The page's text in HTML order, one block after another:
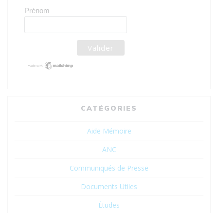
Prénom
CATÉGORIES
Aide Mémoire
ANC
Communiqués de Presse
Documents Utiles
Études